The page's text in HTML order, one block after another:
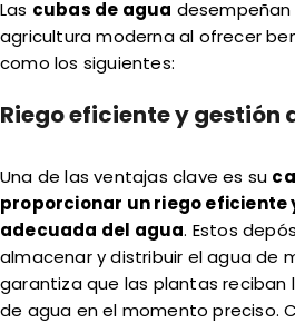
Las cubas de agua desempeñan
agricultura moderna al ofrecer
como los siguientes:
Riego eficiente y gestión
Una de las ventajas clave es su
proporcionar un riego eficiente
adecuada del agua. Estos
almacenar y distribuir el agua de
garantiza que las plantas
de agua en el momento preciso.